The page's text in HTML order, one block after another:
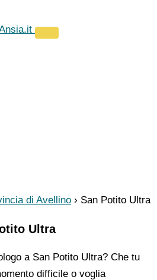
di Avellino › San Potito Ultra
Ultra
a San Potito Ultra? Che tu
difficile o voglia